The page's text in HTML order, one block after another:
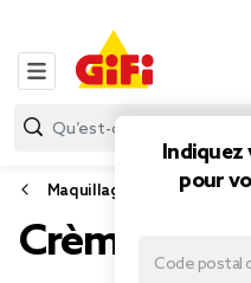
pour
Maquillage
Crème à